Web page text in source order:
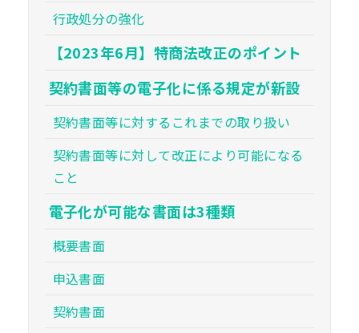
行政処分の強化
【2023年6月】特商法改正のポイント
契約書面等の電子化に係る規定が新設
契約書面等に対するこれまでの取り扱い
契約書面等に対して改正により可能になる
こと
電子化が可能な書面は3種類
概要書面
申込書面
契約書面